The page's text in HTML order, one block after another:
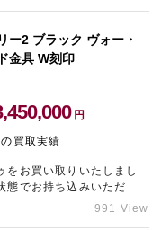
ー2 ブラック ヴォー・
金具 W刻印
円
買取実績
をお買い取りいたしまし
態でお持ち込みいただけ
きました。新宿東口でブ
991 View